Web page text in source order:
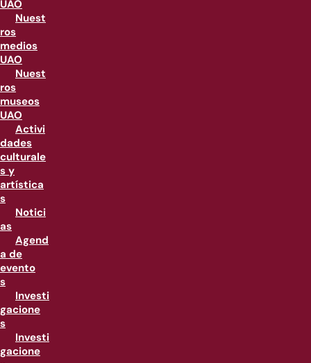
UAO
Nuest
ros
medios
UAO
Nuest
ros
museos
UAO
Activi
dades
culturale
s y
artística
s
Notici
as
Agend
a de
evento
s
Investi
gacione
s
Investi
gacione